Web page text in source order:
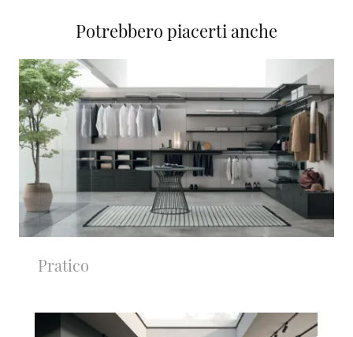
Potrebbero piacerti anche
Pratico